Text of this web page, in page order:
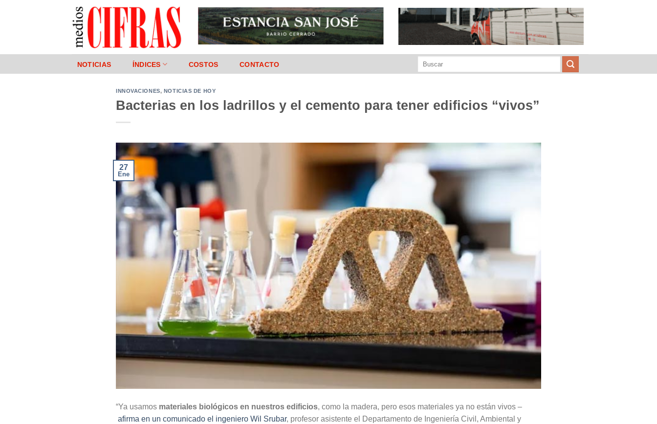
NOTICIAS ÍNDICES COSTOS CONTACTO
INNOVACIONES, NOTICIAS DE HOY
Bacterias en los ladrillos y el cemento para tener edificios “vivos”
27
Ene
“Ya usamos materiales biológicos en nuestros edificios, como la madera, pero esos materiales ya no están vivos –
afirma en un comunicado el ingeniero Wil Srubar, profesor asistente el Departamento de Ingeniería Civil, Ambiental y